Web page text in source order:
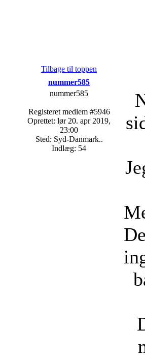
Tilbage til toppen
nummer585
nummer585
Registeret medlem #5946
Oprettet: lør 20. apr 2019,
23:00
Sted: Syd-Danmark..
Indlæg: 54